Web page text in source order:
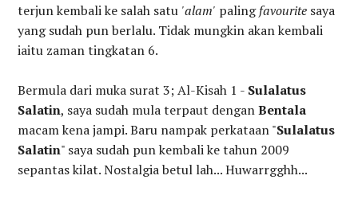
terjun kembali ke salah satu 'alam' palingfavourite saya
yang sudah pun berlalu. Tidak mungkin akan kembali
iaitu zaman tingkatan 6.
Bermula dari muka surat 3; Al-Kisah 1 - Sulalatus
Salatin, saya sudah mula terpaut denganBentala
macam kena jampi. Baru nampak perkataan "Sulalatus
Salatin" saya sudah pun kembali ke tahun 2009
sepantas kilat. Nostalgia betul lah... Huwarrgghh...